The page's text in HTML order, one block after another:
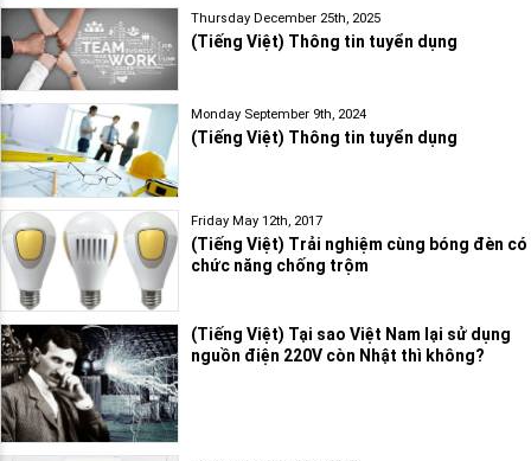
Thursday December 25th, 2025
(Tiếng Việt) Thông tin tuyển dụng
Monday September 9th, 2024
(Tiếng Việt) Thông tin tuyển dụng
Friday May 12th, 2017
(Tiếng Việt) Trải nghiệm cùng bóng đèn có
chức năng chống trộm
(Tiếng Việt) Tại sao Việt Nam lại sử dụng
nguồn điện 220V còn Nhật thì không?